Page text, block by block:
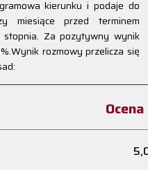
kierunku i podaje do
miesiące przed terminem
Za pozytywny wynik
rozmowy przelicza się
Ocena